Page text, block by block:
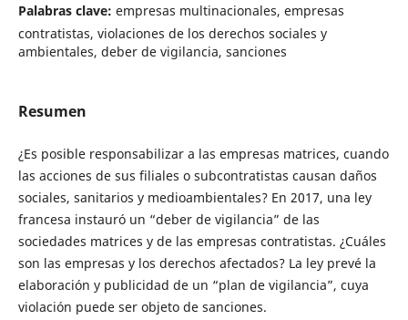
Palabras clave: empresas multinacionales, empresas
contratistas, violaciones de los derechos sociales y
ambientales, deber de vigilancia, sanciones
Resumen
¿Es posible responsabilizar a las empresas matrices, cuando
las acciones de sus filiales o subcontratistas causan daños
sociales, sanitarios y medioambientales? En 2017, una ley
francesa instauró un “deber de vigilancia” de las
sociedades matrices y de las empresas contratistas. ¿Cuáles
son las empresas y los derechos afectados? La ley prevé la
elaboración y publicidad de un “plan de vigilancia”, cuya
violación puede ser objeto de sanciones.